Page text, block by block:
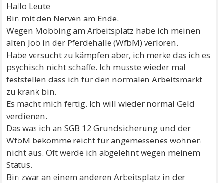
Hallo Leute
Bin mit den Nerven am Ende.
Wegen Mobbing am Arbeitsplatz habe ich meinen
alten Job in der Pferdehalle (WfbM) verloren.
Habe versucht zu kämpfen aber, ich merke das ich es
psychisch nicht schaffe. Ich musste wieder mal
feststellen dass ich für den normalen Arbeitsmarkt
zu krank bin.
Es macht mich fertig. Ich will wieder normal Geld
verdienen.
Das was ich an SGB 12 Grundsicherung und der
WfbM bekomme reicht für angemessenes wohnen
nicht aus. Oft werde ich abgelehnt wegen meinem
Status.
Bin zwar an einem anderen Arbeitsplatz in der